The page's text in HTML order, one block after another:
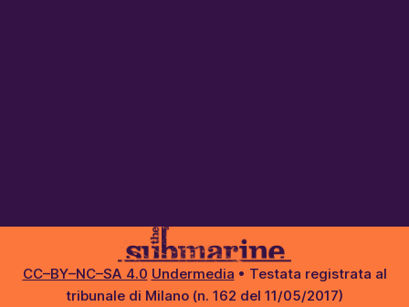
CC–BY–NC–SA 4.0 Undermedia • Testata registrata al
tribunale di Milano (n. 162 del 11/05/2017)